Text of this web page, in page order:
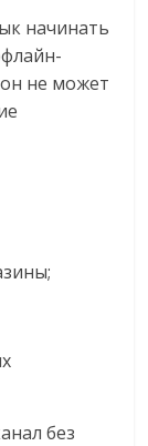
начинать
не может
без